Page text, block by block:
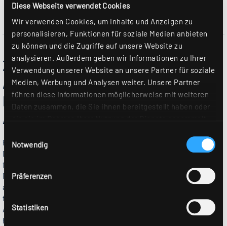
Diese Webseite verwendet Cookies
Wir verwenden Cookies, um Inhalte und Anzeigen zu
personalisieren, Funktionen für soziale Medien anbieten
zu können und die Zugriffe auf unsere Website zu
analysieren. Außerdem geben wir Informationen zu Ihrer
Verwendung unserer Website an unsere Partner für soziale
Medien, Werbung und Analysen weiter. Unsere Partner
führen diese Informationen möglicherweise mit weiteren
Daten zusammen, die Sie ihnen bereitgestellt haben oder
Sie unsere Webseite weiterhin nutzen. Weitere Details
Notwendig
Präferenzen
Statistiken
Zylinderförmige Anbau-Downlights
ADLR …. Hoch oder flach, groß oder
klein mit vielen
Anwendungsmöglichkeiten
RIDI bietet eine Vielzahl von runden, zylinderförmigen
Downlights für Decken- oder Pendelmontage. Ob hoch oder
flach, kleiner Durchmesser oder großer Durchmesser, mit
Reflektor, Raster oder Scheibe, es gibt eine große Vielfalt für
alle Bereiche und alle Anforderungen. Downlights eignen sich
für Räume aller Art, besonders aber im Shopbereich. Für das
Auge ist die runde Form sehr gefällig und sie fügt sich
harmonisch in das jeweilige Umfeld ein. Eine besonders